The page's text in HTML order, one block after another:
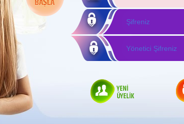
YENİ
ÜYELİK